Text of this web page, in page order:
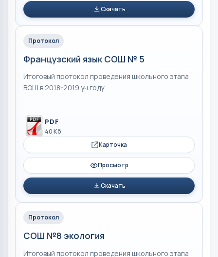
Скачать
Протокол
Французский язык СОШ № 5
Итоговый протокол проведения школьного этапа
ВОШ в 2018-2019 уч.году
PDF
40 Кб
Карточка
Просмотр
Скачать
Протокол
СОШ №8 экология
Итоговый протокол проведения школьного этапа